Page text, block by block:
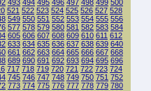
493 494 495 496 497 498 499 500
521 522 523 524 525 526 527 528
549 550 551 552 553 554 555 556
577 578 579 580 581 582 583 584
605 606 607 608 609 610 611 612
633 634 635 636 637 638 639 640
661 662 663 664 665 666 667 668
689 690 691 692 693 694 695 696
717 718 719 720 721 722 723 724
745 746 747 748 749 750 751 752
773 774 775 776 777 778 779 780